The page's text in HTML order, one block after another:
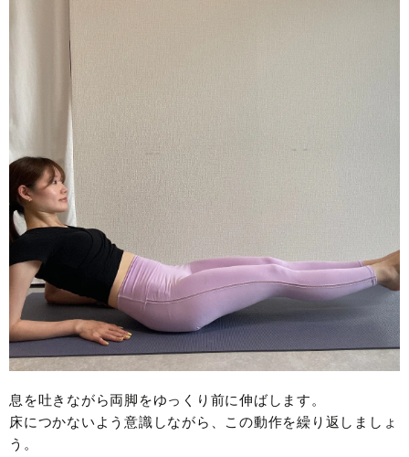
息を吐きながら両脚をゆっくり前に伸ばします。
床につかないよう意識しながら、この動作を繰り返しましょ
う。